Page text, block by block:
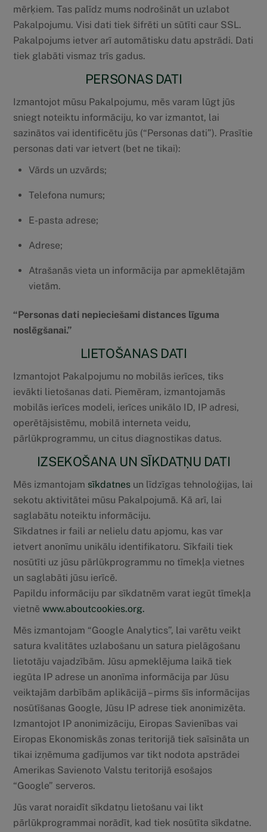
mērķiem. Tas palīdz mums nodrošināt un uzlabot
Pakalpojumu. Visi dati tiek šifrēti un sūtīti caur SSL.
Pakalpojums ietver arī automātisku datu apstrādi. Dati
tiek glabāti vismaz trīs gadus.
PERSONAS DATI
Izmantojot mūsu Pakalpojumu, mēs varam lūgt jūs
sniegt noteiktu informāciju, ko var izmantot, lai
sazinātos vai identificētu jūs (“Personas dati”). Prasītie
personas dati var ietvert (bet ne tikai):
Vārds un uzvārds;
Telefona numurs;
E-pasta adrese;
Adrese;
Atrašanās vieta un informācija par apmeklētajām
vietām.
“Personas dati nepieciešami distances līguma
noslēgšanai.”
LIETOŠANAS DATI
Izmantojot Pakalpojumu no mobilās ierīces, tiks
ievākti lietošanas dati. Piemēram, izmantojamās
mobilās ierīces modeli, ierīces unikālo ID, IP adresi,
operētājsistēmu, mobilā interneta veidu,
pārlūkprogrammu, un citus diagnostikas datus.
IZSEKOŠANA UN SĪKDATŅU DATI
Mēs izmantojam sīkdatnes un līdzīgas tehnoloģijas, lai
sekotu aktivitātei mūsu Pakalpojumā. Kā arī, lai
saglabātu noteiktu informāciju.
Sīkdatnes ir faili ar nelielu datu apjomu, kas var
ietvert anonīmu unikālu identifikatoru. Sīkfaili tiek
nosūtīti uz jūsu pārlūkprogrammu no tīmekļa vietnes
un saglabāti jūsu ierīcē.
Papildu informāciju par sīkdatnēm varat iegūt tīmekļa
vietnēwww.aboutcookies.org.
Mēs izmantojam “Google Analytics”, lai varētu veikt
satura kvalitātes uzlabošanu un satura pielāgošanu
lietotāju vajadzībām. Jūsu apmeklējuma laikā tiek
iegūta IP adrese un anonīma informācija par Jūsu
veiktajām darbībām aplikācijā – pirms šīs informācijas
nosūtīšanas Google, Jūsu IP adrese tiek anonimizēta.
Izmantojot IP anonimizāciju, Eiropas Savienības vai
Eiropas Ekonomiskās zonas teritorijā tiek saīsināta un
tikai izņēmuma gadījumos var tikt nodota apstrādei
Amerikas Savienoto Valstu teritorijā esošajos
“Google” serveros.
Jūs varat noraidīt sīkdatņu lietošanu vai likt
pārlūkprogrammai norādīt, kad tiek nosūtīta sīkdatne.